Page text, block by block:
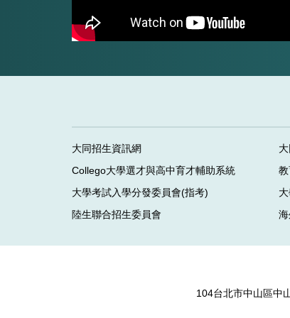
大同招生資訊網
Collego大學選才與高中育才輔助系統
大學考試入學分發委員會(指考)
陸生聯合招生委員會
104台北市中山區中